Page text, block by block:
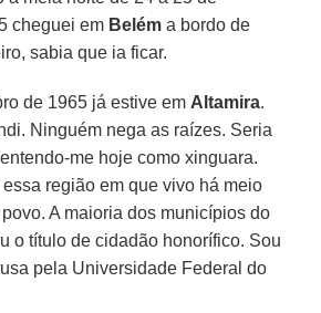
cheguei em Belém a bordo de
sabia que ia ficar.
de 1965 já estive em Altamira.
Ninguém nega as raízes. Seria
me hoje como xinguara.
essa região em que vivo há meio
A maioria dos municípios do
o título de cidadão honorífico. Sou
pela Universidade Federal do